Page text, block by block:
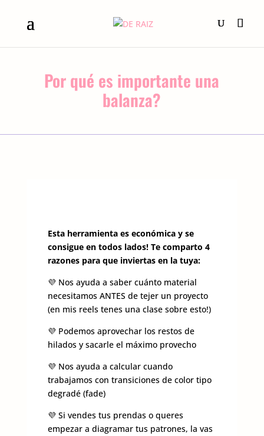
Por qué es importante una
balanza?
Esta herramienta es económica y se
consigue en todos lados! Te comparto 4
razones para que inviertas en la tuya:
💜 Nos ayuda a saber cuánto material
necesitamos ANTES de tejer un proyecto
(en mis reels tenes una clase sobre esto!)
💜 Podemos aprovechar los restos de
hilados y sacarle el máximo provecho
💜 Nos ayuda a calcular cuando
trabajamos con transiciones de color tipo
degradé (fade)
💜 Si vendes tus prendas o queres
empezar a diagramar tus patrones, la vas